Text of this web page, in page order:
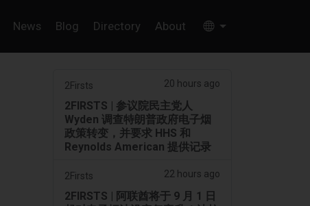
News Blog Directory About
2Firsts 20 hours ago
2FIRSTS | 参议院民主党人
Wyden 调查特朗普政府电子烟
政策转变，并要求 HHS 和
Reynolds American 提供记录
2Firsts 22 hours ago
2FIRSTS | 阿联酋将于 9 月 1 日